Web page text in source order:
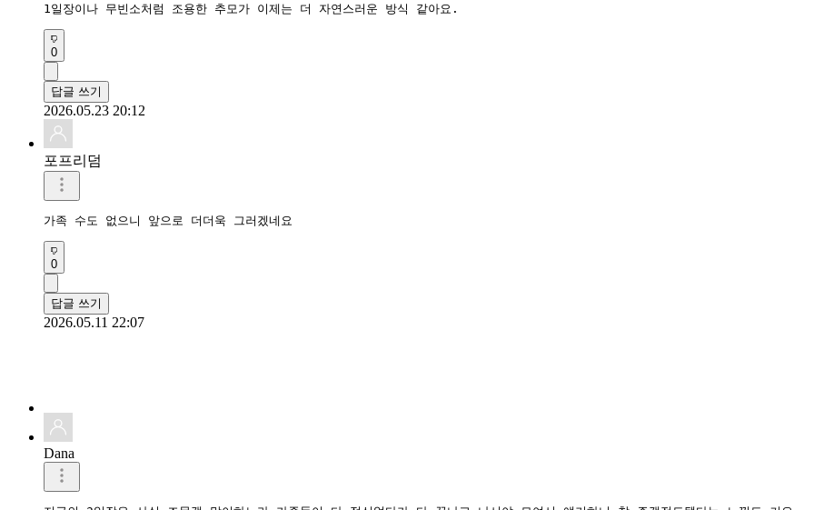
1일장이나 무빈소처럼 조용한 추모가 이제는 더 자연스러운 방식 같아요.
0
답글 쓰기
2026.05.23 20:12
포프리덤
가족 수도 없으니 앞으로 더더욱 그러겠네요
0
답글 쓰기
2026.05.11 22:07
Dana